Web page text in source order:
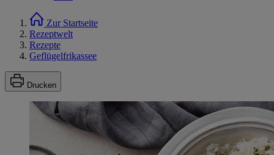
Zur Startseite
Rezeptwelt
Rezepte
Geflügelfrikassee
Drucken